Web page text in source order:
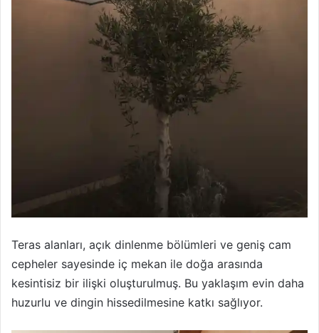
Teras alanları, açık dinlenme bölümleri ve geniş cam
cepheler sayesinde iç mekan ile doğa arasında
kesintisiz bir ilişki oluşturulmuş. Bu yaklaşım evin daha
huzurlu ve dingin hissedilmesine katkı sağlıyor.